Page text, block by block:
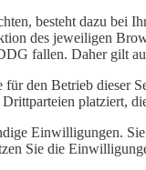
besteht dazu
des jeweiligen
fallen. Daher gilt
den Betrieb
platziert,
Einwilligungen.
Sie die